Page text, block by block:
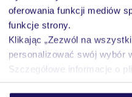
oferowania funkcji mediów
funkcje strony.
Klikając „Zezwól na
personalizować swój wybór
Szczegółowe informacje o
5%